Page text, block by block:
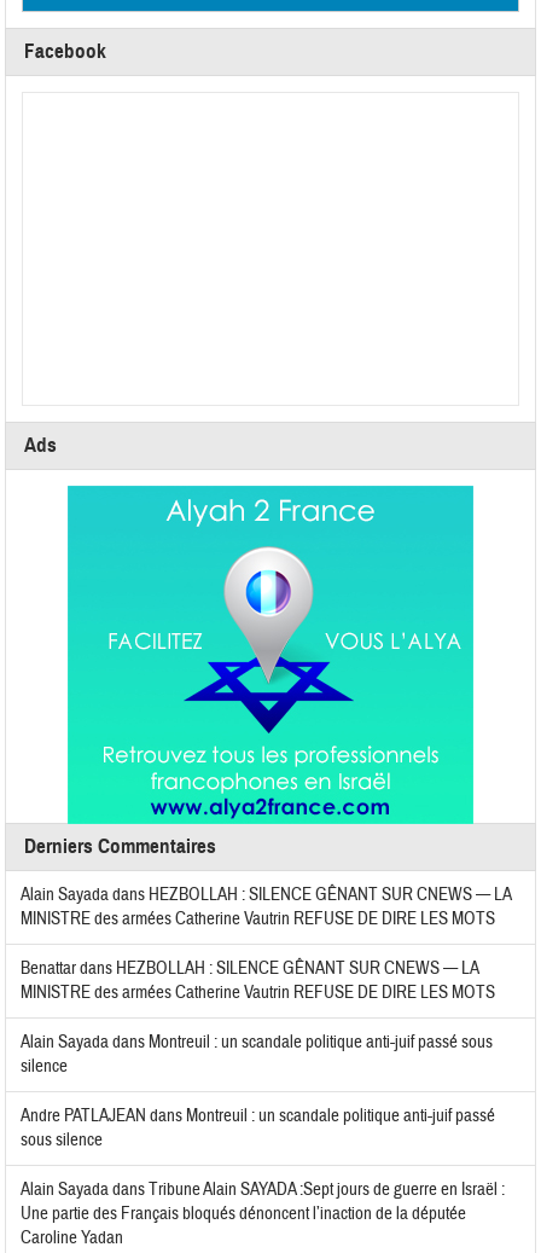
Facebook
Ads
Derniers Commentaires
Alain Sayadadans HEZBOLLAH : SILENCE GÊNANT SUR CNEWS — LA
MINISTRE des armées Catherine Vautrin REFUSE DE DIRE LES MOTS
Benattardans HEZBOLLAH : SILENCE GÊNANT SUR CNEWS — LA
MINISTRE des armées Catherine Vautrin REFUSE DE DIRE LES MOTS
Alain Sayadadans Montreuil : un scandale politique anti-juif passé sous
silence
Andre PATLAJEAN dans Montreuil : un scandale politique anti-juif passé
sous silence
Alain SayadadansTribune Alain SAYADA :Sept jours de guerre en Israël :
Une partie des Français bloqués dénoncent l’inaction de la députée
Caroline Yadan